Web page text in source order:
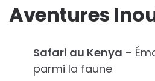
Aventures
Safari au Kenya –
parmi la faune